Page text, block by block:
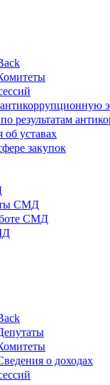
результатам
уставах
закупок
СМД
СМД
о доходах